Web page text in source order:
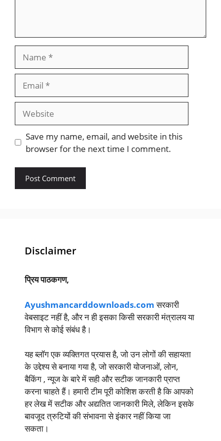
Website
Save my name, email, and website in this
browser for the next time I comment.
Disclaimer
प्रिय पाठकगण,
Ayushmancarddownloads.comसरकारी
वेबसाइट नहीं है, और न ही इसका किसी सरकारी मंत्रालय या
विभाग से कोई संबंध है।
यह ब्लॉग एक व्यक्तिगत प्रयास है, जो उन लोगों की सहायता
के उद्देश्य से बनाया गया है, जो सरकारी योजनाओं, लोन,
बैकिंग , न्यूज के बारे में सही और सटीक जानकारी प्राप्त
करना चाहते हैं। हमारी टीम पूरी कोशिश करती है कि आपको
हर लेख में सटीक और अद्यतित जानकारी मिले, लेकिन इसके
बावजूद त्रुटियों की संभावना से इंकार नहीं किया जा
सकता।